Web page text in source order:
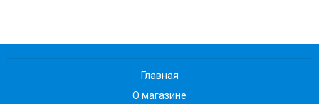
Главная
О магазине